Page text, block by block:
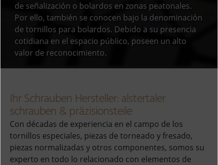
de señalización o bolardos en zonas peatonales.
Por ello, también se conocen bajo la denominación
de tornillos para bolardos. Debido a su presencia
cotidiana en el espacio público, poseen un alto
valor de reconocimiento.
Ihr Schrauben Hersteller: alstertaler
schrauben & präzisionsteile
Con décadas de experiencia en el campo de los
tornillos especiales, piezas de torneado y fresado,
piezas normalizadas y otros componentes, somos su
experto en todo lo relacionado con elementos de